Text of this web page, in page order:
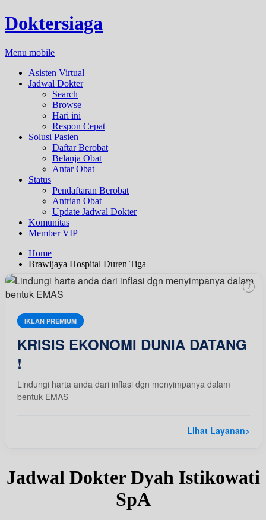
Doktersiaga
Menu mobile
Asisten Virtual
Jadwal Dokter
Search
Browse
Hari ini
Respon Cepat
Solusi Pasien
Daftar Berobat
Belanja Obat
Antar Obat
Status
Pendaftaran Berobat
Antrian Obat
Update Jadwal Dokter
Komunitas
Member VIP
Home
Brawijaya Hospital Duren Tiga
IKLAN PREMIUM
KRISIS EKONOMI DUNIA DATANG
!
Lindungi harta anda dari inflasi dgn menyimpanya dalam
bentuk EMAS
Lihat Layanan>
i
Jadwal Dokter Dyah Istikowati
SpA